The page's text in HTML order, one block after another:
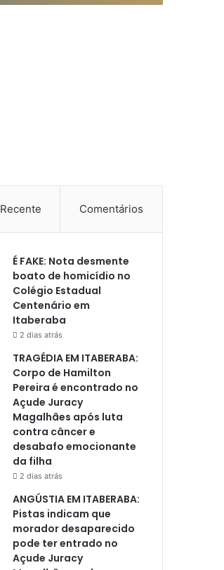
Recente Comentários
É FAKE: Nota desmente
boato de homicídio no
Colégio Estadual
Centenário em
Itaberaba
2 dias atrás
TRAGÉDIA EM ITABERABA:
Corpo de Hamilton
Pereira é encontrado no
Açude Juracy
Magalhães após luta
contra câncer e
desabafo emocionante
da filha
2 dias atrás
ANGÚSTIA EM ITABERABA:
Pistas indicam que
morador desaparecido
pode ter entrado no
Açude Juracy